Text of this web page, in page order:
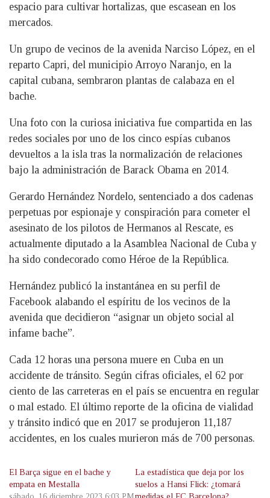
espacio para cultivar hortalizas, que escasean en los
mercados.
Un grupo de vecinos de la avenida Narciso López, en el
reparto Capri, del municipio Arroyo Naranjo, en la
capital cubana, sembraron plantas de calabaza en el
bache.
Una foto con la curiosa iniciativa fue compartida en las
redes sociales por uno de los cinco espías cubanos
devueltos a la isla tras la normalización de relaciones
bajo la administración de Barack Obama en 2014.
Gerardo Hernández Nordelo, sentenciado a dos cadenas
perpetuas por espionaje y conspiración para cometer el
asesinato de los pilotos de Hermanos al Rescate, es
actualmente diputado a la Asamblea Nacional de Cuba y
ha sido condecorado como Héroe de la República.
Hernández publicó la instantánea en su perfil de
Facebook alabando el espíritu de los vecinos de la
avenida que decidieron “asignar un objeto social al
infame bache”.
Cada 12 horas una persona muere en Cuba en un
accidente de tránsito. Según cifras oficiales, el 62 por
ciento de las carreteras en el país se encuentra en regular
o mal estado. El último reporte de la oficina de vialidad
y tránsito indicó que en 2017 se produjeron 11,187
accidentes, en los cuales murieron más de 700 personas.
El Barça sigue en el bache y
empata en Mestalla
La estadística que deja por los
suelos a Hansi Flick: ¿tomará